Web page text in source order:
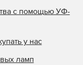
с помощью УФ-
у нас
ламп